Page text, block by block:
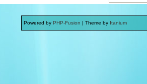
Powered by PHP-Fusion | Theme by Itanium